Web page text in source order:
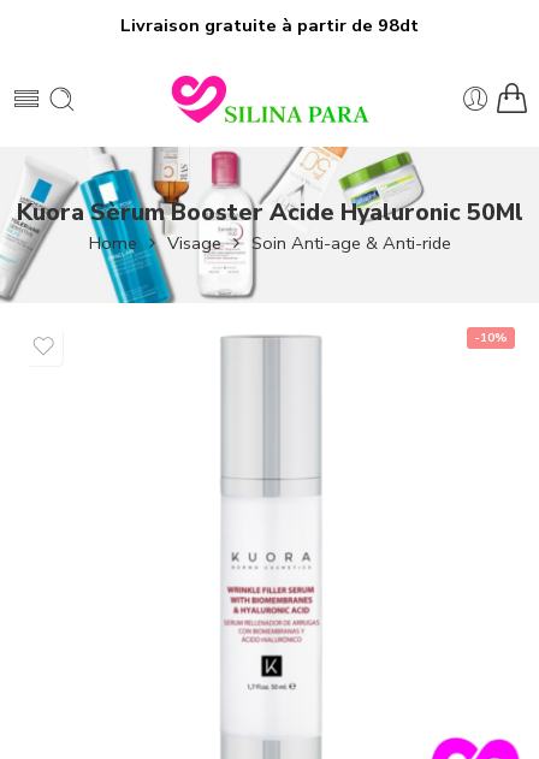
Livraison gratuite à partir de 98dt
Kuora Sèrum Booster Acide Hyaluronic 50Ml
Home Visage Soin Anti-age & Anti-ride
-10%